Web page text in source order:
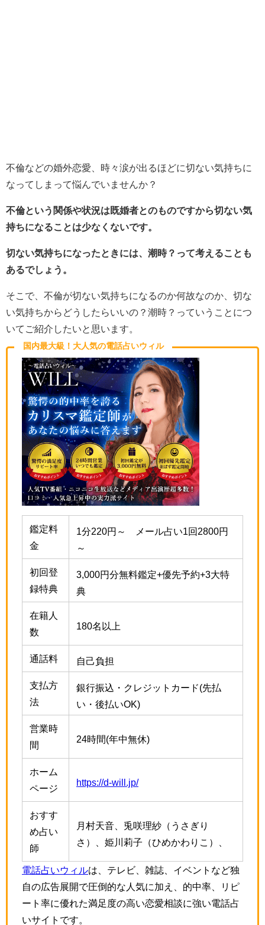
不倫などの婚外恋愛、時々涙が出るほどに切ない気持ちに
なってしまって悩んでいませんか？
不倫という関係や状況は既婚者とのものですから切ない気
持ちになることは少なくないです。
切ない気持ちになったときには、潮時？って考えることも
あるでしょう。
そこで、不倫が切ない気持ちになるのか何故なのか、切な
い気持ちからどうしたらいいの？潮時？っていうことにつ
いてご紹介したいと思います。
国内最大級！大人気の電話占いウィル
鑑定料
金
1分220円～ メール占い1回2800円
～
初回登
録特典
3,000円分無料鑑定+優先予約+3大特
典
在籍人
数
180名以上
通話料 自己負担
支払方
法
銀行振込・クレジットカード(先払
い・後払いOK)
営業時
間
24時間(年中無休)
ホーム
ページ
https://d-will.jp/
おすす
め占い
師
月村天音、兎咲理紗（うさぎり
さ）、姫川莉子（ひめかわりこ）、
電話占いウィルは、テレビ、雑誌、イベントなど独
自の広告展開で圧倒的な人気に加え、的中率、リピ
ート率に優れた満足度の高い恋愛相談に強い電話占
いサイトです。